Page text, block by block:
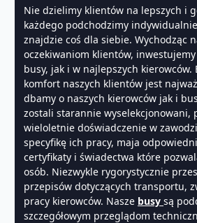
Nie dzielimy klientów na lepszych i
każdego podchodzimy
znajdzie coś dla siebie. Wychodząc
oczekiwaniom klientów,
busy, jak i w najlepszych kierowców.
komfort naszych klientów jest
dbamy o naszych kierowców jak i
zostali starannie wyselekcjonowani,
wieloletnie doświadczenie w
specyfikę ich pracy, maja
certyfikaty i świadectwa które
osób. Niezwykle rygorystycznie
przepisów dotyczących transportu,
pracy kierowców. Nasze busy są
szczegółowym przeglądom